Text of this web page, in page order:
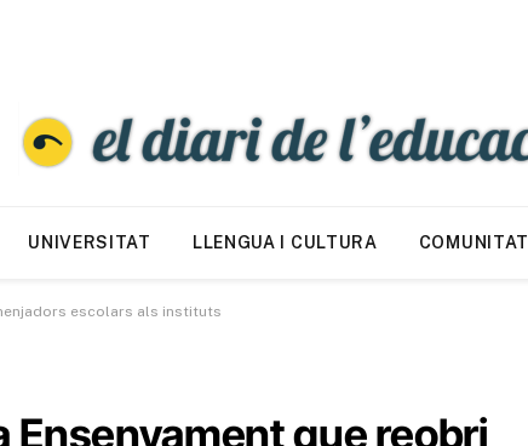
UNIVERSITAT LLENGUA I CULTURA COMUNITAT
escolars als instituts
Ensenyament que reobri